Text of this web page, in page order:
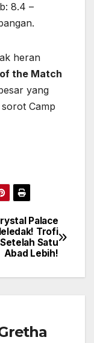
8.4 –
heran
the Match
yang
Camp
Palace
Trofi
Satu
Abad Lebih!